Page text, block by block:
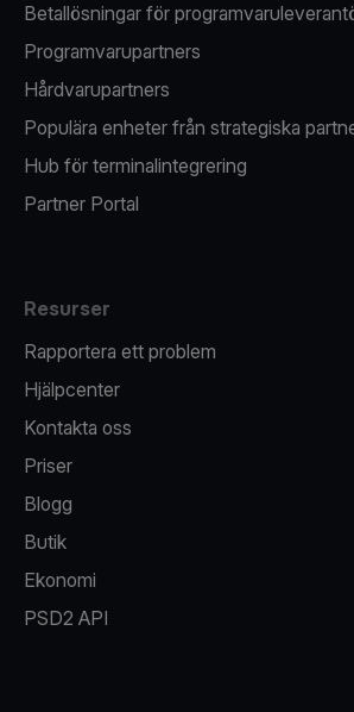
Betallösningar för
Programvarupartners
Hårdvarupartners
Populära enheter från strategiska
Hub för terminalintegrering
Partner Portal
Resurser
Rapportera ett problem
Hjälpcenter
Kontakta oss
Priser
Blogg
Butik
Ekonomi
PSD2 API